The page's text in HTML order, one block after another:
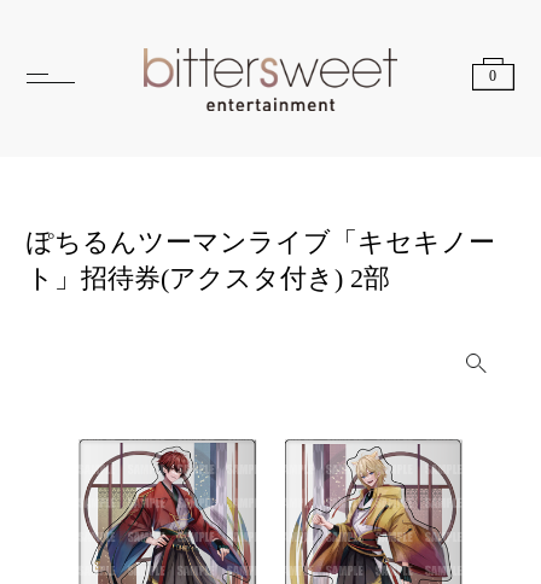
0
ぽちるんツーマンライブ「キセキノー
ト」招待券(アクスタ付き) 2部